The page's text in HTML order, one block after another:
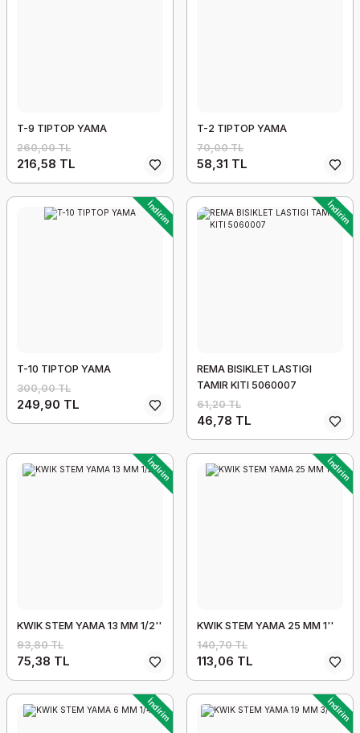
T-9 TIPTOP YAMA
260,00 TL
216,58 TL
T-2 TIPTOP YAMA
70,00 TL
58,31 TL
İndirim
T-10 TIPTOP YAMA
300,00 TL
249,90 TL
İndirim
REMA BISIKLET LASTIGI
TAMIR KITI 5060007
61,20 TL
46,78 TL
İndirim
KWIK STEM YAMA 13 MM 1/2''
93,80 TL
75,38 TL
İndirim
KWIK STEM YAMA 25 MM 1''
140,70 TL
113,06 TL
İndirim İndirim